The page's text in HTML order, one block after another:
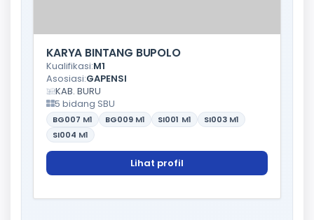
KARYA BINTANG BUPOLO
Kualifikasi:M1
Asosiasi:GAPENSI
KAB. BURU
5 bidang SBU
BG007 M1 BG009 M1 SI001 M1 SI003 M1
SI004 M1
Lihat profil